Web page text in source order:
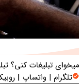
میخوای تبلیغات کنی؟
تلگرام | واتساپ |